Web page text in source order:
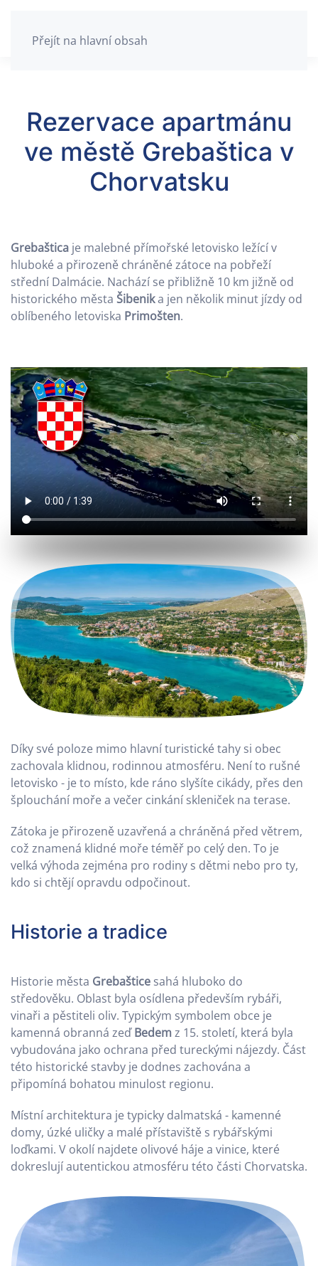
Přejít na hlavní obsah
Rezervace apartmánu
ve městě Grebaštica v
Chorvatsku
Grebaštica je malebné přímořské letovisko ležící v
hluboké a přirozeně chráněné zátoce na pobřeží
střední Dalmácie. Nachází se přibližně 10 km jižně od
historického města Šibenika jen několik minut jízdy od
oblíbeného letoviska Primošten.
Díky své poloze mimo hlavní turistické tahy si obec
zachovala klidnou, rodinnou atmosféru. Není to rušné
letovisko - je to místo, kde ráno slyšíte cikády, přes den
šplouchání moře a večer cinkání skleniček na terase.
Zátoka je přirozeně uzavřená a chráněná před větrem,
což znamená klidné moře téměř po celý den. To je
velká výhoda zejména pro rodiny s dětmi nebo pro ty,
kdo si chtějí opravdu odpočinout.
Historie a tradice
Historie města Grebaštice sahá hluboko do
středověku. Oblast byla osídlena především rybáři,
vinaři a pěstiteli oliv. Typickým symbolem obce je
kamenná obranná zeďBedemz 15. století, která byla
vybudována jako ochrana před tureckými nájezdy. Část
této historické stavby je dodnes zachována a
připomíná bohatou minulost regionu.
Místní architektura je typicky dalmatská - kamenné
domy, úzké uličky a malé přístaviště s rybářskými
loďkami. V okolí najdete olivové háje a vinice, které
dokreslují autentickou atmosféru této části Chorvatska.